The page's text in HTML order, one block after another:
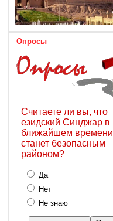
Опросы
Считаете ли вы, что
езидский Синджар в
ближайшем времени
станет безопасным
районом?
Да
Нет
Не знаю